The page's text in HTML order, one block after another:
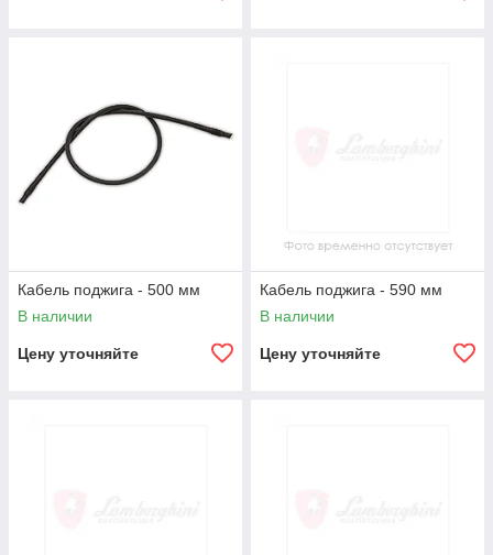
Кабель поджига - 500 мм
В наличии
Цену уточняйте
Кабель поджига - 590 мм
В наличии
Цену уточняйте